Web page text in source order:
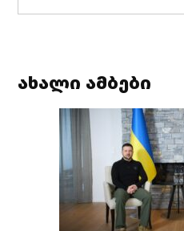
ახალი ამბები